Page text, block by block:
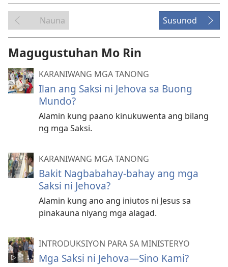
Nauna Susunod
Magugustuhan Mo Rin
KARANIWANG MGA TANONG
Ilan ang Saksi ni Jehova sa Buong
Mundo?
Alamin kung paano kinukuwenta ang bilang
ng mga Saksi.
KARANIWANG MGA TANONG
Bakit Nagbabahay-bahay ang mga
Saksi ni Jehova?
Alamin kung ano ang iniutos ni Jesus sa
pinakauna niyang mga alagad.
INTRODUKSIYON PARA SA MINISTERYO
Mga Saksi ni Jehova—Sino Kami?